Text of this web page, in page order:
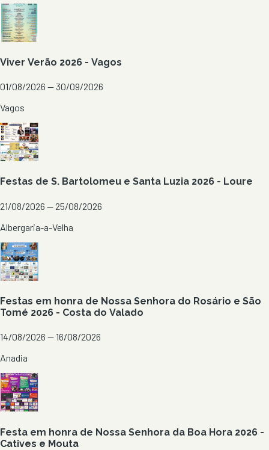
Viver Verão 2026 - Vagos
01/08/2026 — 30/09/2026
Vagos
Festas de S. Bartolomeu e Santa Luzia 2026 - Loure
21/08/2026 — 25/08/2026
Albergaria-a-Velha
Festas em honra de Nossa Senhora do Rosário e São
Tomé 2026 - Costa do Valado
14/08/2026 — 16/08/2026
Anadia
Festa em honra de Nossa Senhora da Boa Hora 2026 -
Catives e Mouta